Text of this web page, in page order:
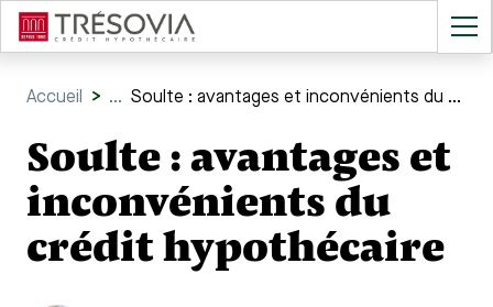
Accueil > ... Soulte : avantages et inconvénients du crédit hypothécaire
Soulte : avantages et
inconvénients du
crédit hypothécaire